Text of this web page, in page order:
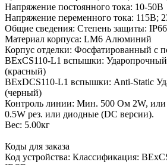
Напряжение постоянного тока: 10-50В
Напряжение переменного тока: 115В;
Общие сведения: Степень защиты:
Материал корпуса: LM6 Алюминий
Корпус отделки: Фосфатированный с
BExCS110-L1 вспышки:
(красный)
BExDCS110-L1 вспышки: Anti-Static
(черный)
Контроль линии: Мин. 500 Ом 2W,
0.5W рез. или диодные (DC версии).
Вес: 5.00кг
Коды для заказа
Код устройства: Классификация: